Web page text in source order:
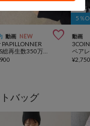
動画 NEW 
PAPILLONNER
SNS総再生数350万越え！《裏地がかわいい！/A4サイズ対応》アジャスタートートバッグ
5％
動画
¥
バッグ